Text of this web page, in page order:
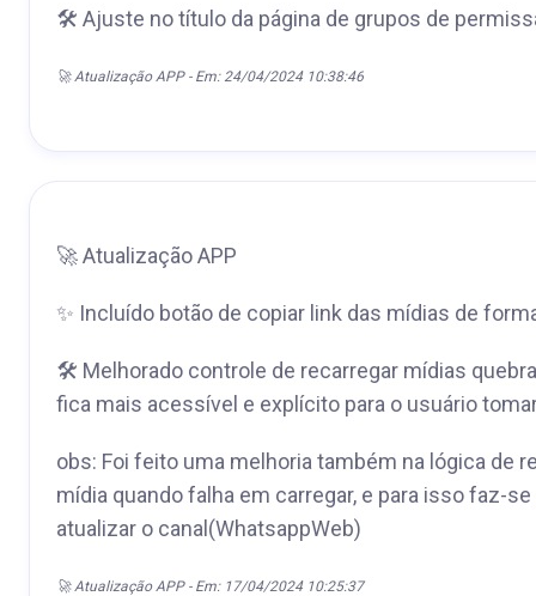
🛠 Ajuste no título da página de grupos de
🚀 Atualização APP - Em: 24/04/2024 10:38:46
🚀 Atualização APP
✨ Incluído botão de copiar link das mídias de
🛠 Melhorado controle de recarregar mídias
fica mais acessível e explícito para o usuário
obs: Foi feito uma melhoria também na lógica de
mídia quando falha em carregar, e para isso faz-
atualizar o canal(WhatsappWeb)
🚀 Atualização APP - Em: 17/04/2024 10:25:37